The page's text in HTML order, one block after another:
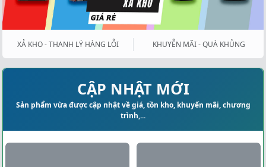
XẢ KHO - THANH LÝ HÀNG LỖI KHUYỄN MÃI - QUÀ KHỦNG
CẬP NHẬT MỚI
Sản phẩm vừa được cập nhật về giá, tồn kho, khuyến mãi, chương
trình,...